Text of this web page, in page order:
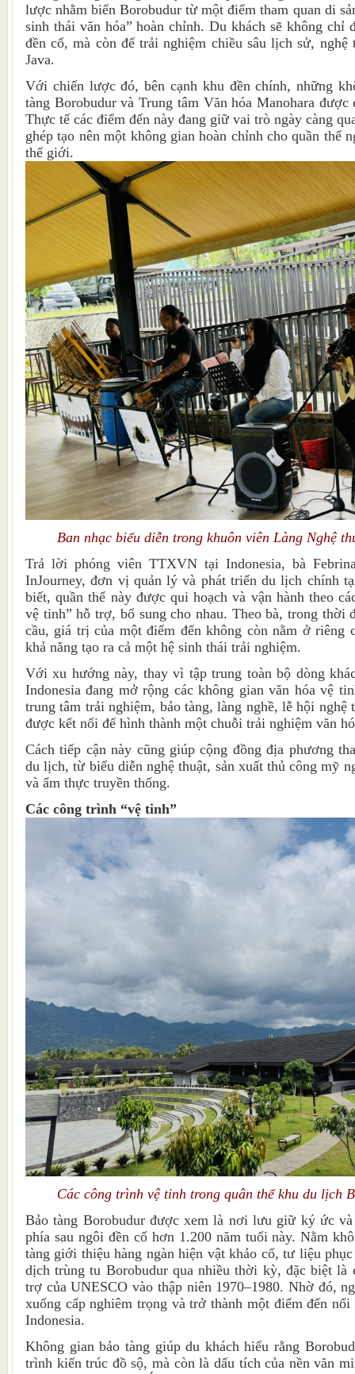
lược nhằm biến Borobudur từ một điểm tham quan di
sinh thái văn hóa” hoàn chỉnh. Du khách sẽ không chỉ
đền cổ, mà còn để trải nghiệm chiều sâu lịch sử, nghệ
Java.
Với chiến lược đó, bên cạnh khu đền chính, những
tàng Borobudur và Trung tâm Văn hóa Manohara
Thực tế các điểm đến này đang giữ vai trò ngày càng
ghép tạo nên một không gian hoàn chỉnh cho quần thể
thế giới.
Ban nhạc biểu diễn trong khuôn viên Làng Nghệ
Trả lời phóng viên TTXVN tại Indonesia, bà
InJourney, đơn vị quản lý và phát triển du lịch chính
biết, quần thể này được qui hoạch và vận hành theo
vệ tinh” hỗ trợ, bổ sung cho nhau. Theo bà, trong thời
cầu, giá trị của một điểm đến không còn nằm ở riêng
khả năng tạo ra cả một hệ sinh thái trải nghiệm.
Với xu hướng này, thay vì tập trung toàn bộ dòng
Indonesia đang mở rộng các không gian văn hóa vệ
trung tâm trải nghiệm, bảo tàng, làng nghề, lễ hội nghệ
được kết nối để hình thành một chuỗi trải nghiệm văn
Cách tiếp cận này cũng giúp cộng đồng địa phương
du lịch, từ biểu diễn nghệ thuật, sản xuất thủ công mỹ
và ẩm thực truyền thống.
Các công trình “vệ tinh”
Các công trình vệ tinh trong quân thể khu du lịch
Bảo tàng Borobudur được xem là nơi lưu giữ ký ức
phía sau ngôi đền cổ hơn 1.200 năm tuổi này. Nằm
tàng giới thiệu hàng ngàn hiện vật khảo cổ, tư liệu
dịch trùng tu Borobudur qua nhiều thời kỳ, đặc biệt
trợ của UNESCO vào thập niên 1970–1980. Nhờ đó,
xuống cấp nghiêm trọng và trở thành một điểm đến
Indonesia.
Không gian bảo tàng giúp du khách hiểu rằng
trình kiến trúc đồ sộ, mà còn là dấu tích của nền văn